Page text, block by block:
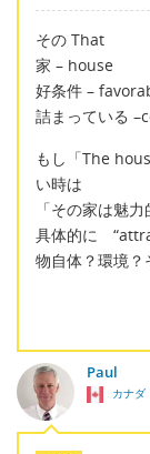
その That
家 – house
好条件 –
詰まっている
もし「The
い時は
「その家は魅
具体的に
物自体？環境？
Paul
カナダ